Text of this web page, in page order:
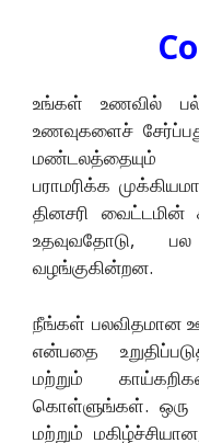
உங்கள் உணவில்
உணவுகளைச்
மண்டலத்தையும்
பராமரிக்க
தினசரி
உதவுவதோடு,
வழங்குகின்றன.
நீங்கள் பலவிதமான
என்பதை
மற்றும்
கொள்ளுங்கள். ஒரு
மற்றும்